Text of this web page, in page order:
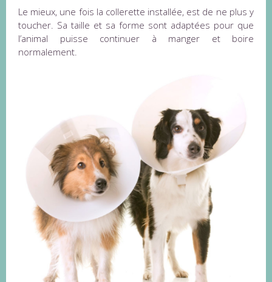
Le mieux, une fois la collerette installée, est de ne plus y
toucher. Sa taille et sa forme sont adaptées pour que
l’animal puisse continuer à manger et boire
normalement.